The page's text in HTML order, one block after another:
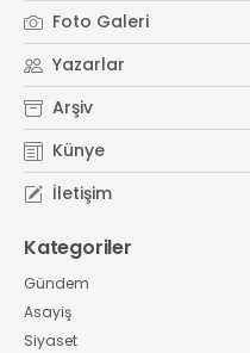
Foto Galeri
Yazarlar
Arşiv
Künye
İletişim
Kategoriler
Gündem
Asayiş
Siyaset